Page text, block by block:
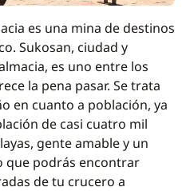
es una mina de destinos
Sukosan, ciudad y
es uno entre los
la pena pasar. Se trata
en cuanto a población, ya
de casi cuatro mil
gente amable y un
que podrás encontrar
de tu crucero a